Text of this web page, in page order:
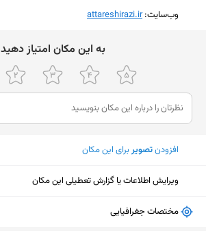
یکشنبه (امروز)
چهارشنبه
پنجشنبه
جمعه
شنبه
وب‌سایت:‎attareshirazi.ir
ﺑﻪ اﯾﻦ ﻣﮑﺎن اﻣﺘﯿﺎز دﻫﯿﺪ
افزودنتصویربرای این مکان
ویرایش اطلاعات یا گزارش تعطیلی این مکان
مختصات جغرافیایی